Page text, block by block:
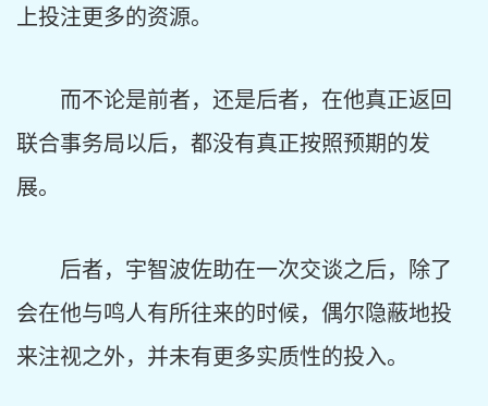
上投注更多的资源。
而不论是前者，还是后者，在他真正返回
联合事务局以后，都没有真正按照预期的发
展。
后者，宇智波佐助在一次交谈之后，除了
会在他与鸣人有所往来的时候，偶尔隐蔽地投
来注视之外，并未有更多实质性的投入。